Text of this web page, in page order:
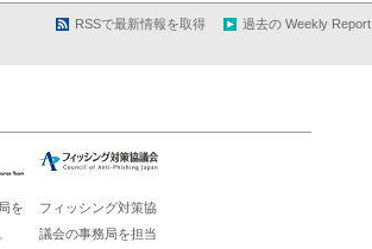
RSSで最新情報を取得 過去の Weekly Report
を
フィッシング対策協
議会の事務局を担当